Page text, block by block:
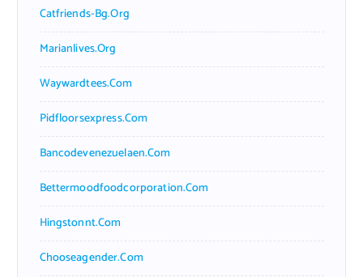
Catfriends-Bg.org
Marianlives.org
Waywardtees.com
Pidfloorsexpress.com
Bancodevenezuelaen.com
Bettermoodfoodcorporation.com
Hingstonnt.com
Chooseagender.com